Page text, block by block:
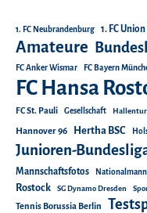
1. FC Neubrandenburg 1. FC
Amateure
FC Anker Wismar FC Bayern
FC Hansa
FC St. Pauli Gesellschaft
Hannover 96 Hertha BSC
Junioren-
Mannschaftsfotos
Rostock SG Dynamo Dresden
Tennis Borussia Berlin